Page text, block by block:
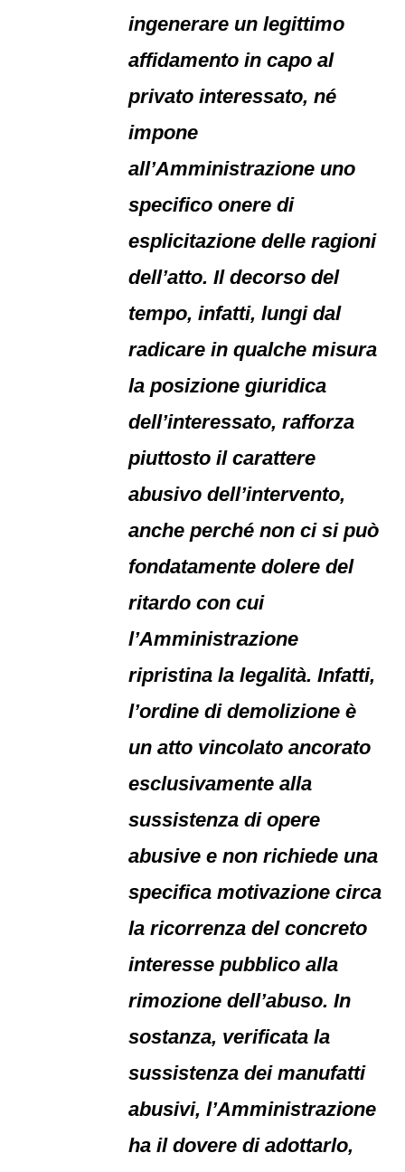
ingenerare un legittimo
affidamento in capo al
privato interessato, né
impone
all’Amministrazione uno
specifico onere di
esplicitazione delle ragioni
dell’atto. Il decorso del
tempo, infatti, lungi dal
radicare in qualche misura
la posizione giuridica
dell’interessato, rafforza
piuttosto il carattere
abusivo dell’intervento,
anche perché non ci si può
fondatamente dolere del
ritardo con cui
l’Amministrazione
ripristina la legalità. Infatti,
l’ordine di demolizione è
un atto vincolato ancorato
esclusivamente alla
sussistenza di opere
abusive e non richiede una
specifica motivazione circa
la ricorrenza del concreto
interesse pubblico alla
rimozione dell’abuso. In
sostanza, verificata la
sussistenza dei manufatti
abusivi, l’Amministrazione
ha il dovere di adottarlo,